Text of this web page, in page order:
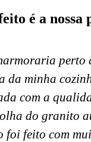
é a nossa
perto
da minha
com a
do granito
foi feito com